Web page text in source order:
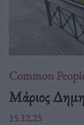
Common
Mάριος
15.12.25